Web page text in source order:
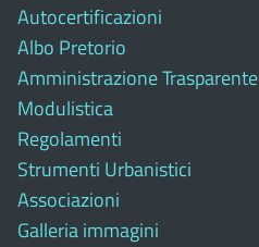
Autocertificazioni
Albo Pretorio
Amministrazione Trasparente
Modulistica
Regolamenti
Strumenti Urbanistici
Associazioni
Galleria immagini